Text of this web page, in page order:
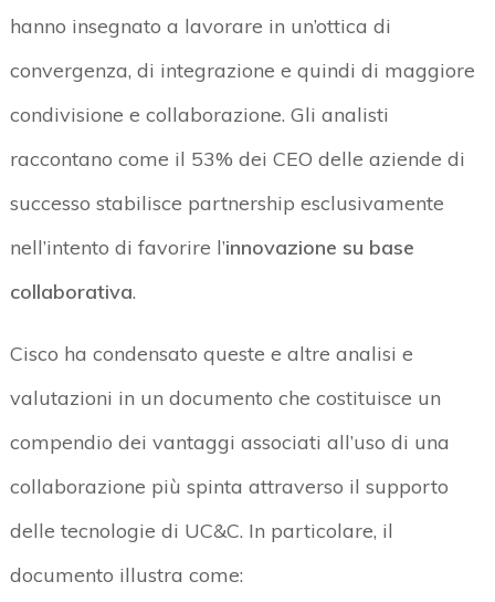
hanno insegnato a lavorare in un’ottica di
convergenza, di integrazione e quindi di maggiore
condivisione e collaborazione. Gli analisti
raccontano come il 53% dei CEO delle aziende di
successo stabilisce partnership esclusivamente
nell’intento di favorire l’innovazione su base
collaborativa.
Cisco ha condensato queste e altre analisi e
valutazioni in un documento che costituisce un
compendio dei vantaggi associati all’uso di una
collaborazione più spinta attraverso il supporto
delle tecnologie di UC&C. In particolare, il
documento illustra come: